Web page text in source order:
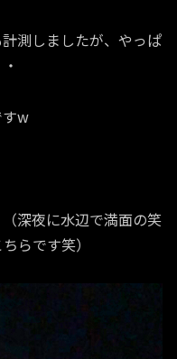
測しましたが、やっぱ
すw
深夜に水辺で満面の笑
らです笑）